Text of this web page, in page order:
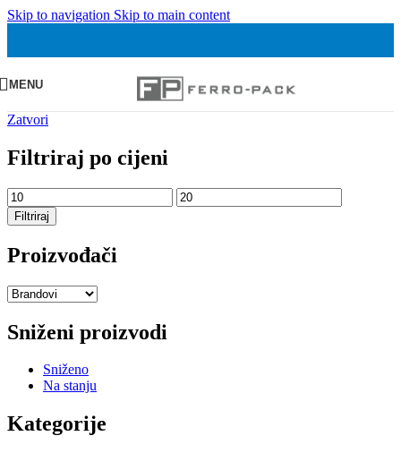
Skip to navigation Skip to main content
MENU
Zatvori
Filtriraj po cijeni
Min
cijena
Maks
cijena
Filtriraj
Proizvođači
Sniženi proizvodi
Sniženo
Na stanju
Kategorije